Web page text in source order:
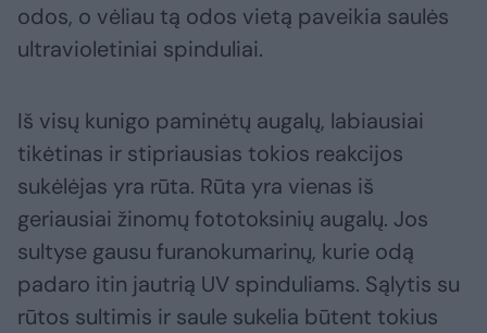
odos, o vėliau tą odos vietą paveikia saulės
ultravioletiniai spinduliai.
Iš visų kunigo paminėtų augalų, labiausiai
tikėtinas ir stipriausias tokios reakcijos
sukėlėjas yra rūta. Rūta yra vienas iš
geriausiai žinomų fototoksinių augalų. Jos
sultyse gausu furanokumarinų, kurie odą
padaro itin jautrią UV spinduliams. Sąlytis su
rūtos sultimis ir saule sukelia būtent tokius